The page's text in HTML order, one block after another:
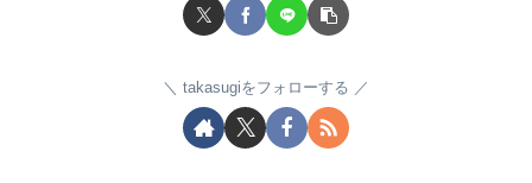
takasugiをフォローする